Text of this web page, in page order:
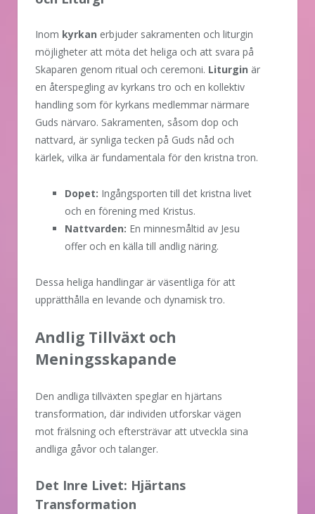
Inom kyrkan erbjuder sakramenten och liturgin
möjligheter att möta det heliga och att svara på
Skaparen genom ritual och ceremoni. Liturgin är
en återspegling av kyrkans tro och en kollektiv
handling som för kyrkans medlemmar närmare
Guds närvaro. Sakramenten, såsom dop och
nattvard, är synliga tecken på Guds nåd och
kärlek, vilka är fundamentala för den kristna tron.
Dopet: Ingångsporten till det kristna livet
och en förening med Kristus.
Nattvarden: En minnesmåltid av Jesu
offer och en källa till andlig näring.
Dessa heliga handlingar är väsentliga för att
upprätthålla en levande och dynamisk tro.
Andlig Tillväxt och
Meningsskapande
Den andliga tillväxten speglar en hjärtans
transformation, där individen utforskar vägen
mot frälsning och eftersträvar att utveckla sina
andliga gåvor och talanger.
Det Inre Livet: Hjärtans
Transformation